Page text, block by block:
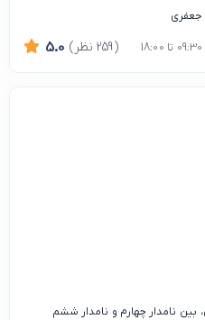
جعفری
5.0 (259 نظر)
بین نامدار چهارم و نامدار ششم